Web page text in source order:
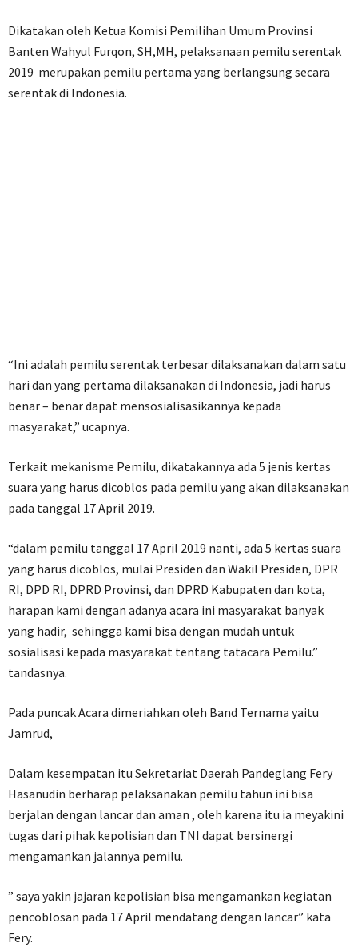
Dikatakan oleh Ketua Komisi Pemilihan Umum Provinsi
Banten Wahyul Furqon, SH,MH, pelaksanaan pemilu serentak
2019 merupakan pemilu pertama yang berlangsung secara
serentak di Indonesia.
“Ini adalah pemilu serentak terbesar dilaksanakan dalam satu
hari dan yang pertama dilaksanakan di Indonesia, jadi harus
benar – benar dapat mensosialisasikannya kepada
masyarakat,” ucapnya.
Terkait mekanisme Pemilu, dikatakannya ada 5 jenis kertas
suara yang harus dicoblos pada pemilu yang akan dilaksanakan
pada tanggal 17 April 2019.
“dalam pemilu tanggal 17 April 2019 nanti, ada 5 kertas suara
yang harus dicoblos, mulai Presiden dan Wakil Presiden, DPR
RI, DPD RI, DPRD Provinsi, dan DPRD Kabupaten dan kota,
harapan kami dengan adanya acara ini masyarakat banyak
yang hadir, sehingga kami bisa dengan mudah untuk
sosialisasi kepada masyarakat tentang tatacara Pemilu.”
tandasnya.
Pada puncak Acara dimeriahkan oleh Band Ternama yaitu
Jamrud,
Dalam kesempatan itu Sekretariat Daerah Pandeglang Fery
Hasanudin berharap pelaksanakan pemilu tahun ini bisa
berjalan dengan lancar dan aman , oleh karena itu ia meyakini
tugas dari pihak kepolisian dan TNI dapat bersinergi
mengamankan jalannya pemilu.
” saya yakin jajaran kepolisian bisa mengamankan kegiatan
pencoblosan pada 17 April mendatang dengan lancar” kata
Fery.